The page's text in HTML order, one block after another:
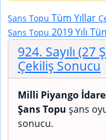
Şans Topu Tüm Yıllar
Şans Topu 2019 Yılı
924. Sayılı (27
Çekiliş Sonucu
Milli Piyango
Şans Topu şans
sonucu.